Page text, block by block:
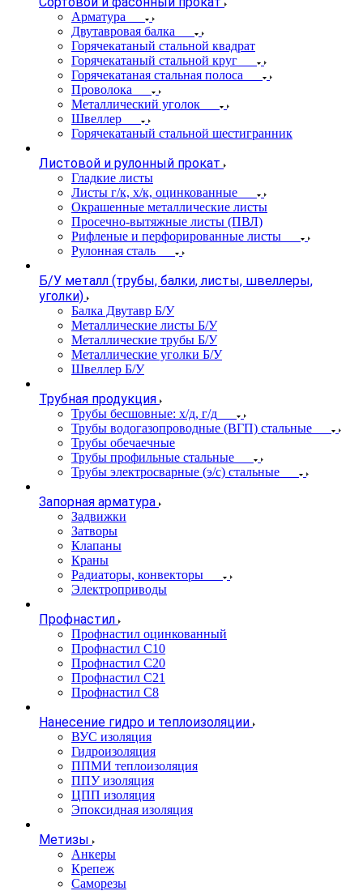
Арматура
Двутавровая балка
Горячекатаный стальной квадрат
Горячекатаный стальной круг
Горячекатаная стальная полоса
Проволока
Металлический уголок
Швеллер
Горячекатаный стальной шестигранник
Листовой и рулонный прокат
Гладкие листы
Листы г/к, х/к, оцинкованные
Окрашенные металлические листы
Просечно-вытяжные листы (ПВЛ)
Рифленые и перфорированные листы
Рулонная сталь
Б/У металл (трубы, балки, листы, швеллеры,
уголки)
Балка Двутавр Б/У
Металлические листы Б/У
Металлические трубы Б/У
Металлические уголки Б/У
Швеллер Б/У
Трубная продукция
Трубы бесшовные: х/д, г/д
Трубы водогазопроводные (ВГП) стальные
Трубы обечаечные
Трубы профильные стальные
Трубы электросварные (э/с) стальные
Запорная арматура
Задвижки
Затворы
Клапаны
Краны
Радиаторы, конвекторы
Электроприводы
Профнастил
Профнастил оцинкованный
Профнастил С10
Профнастил С20
Профнастил С21
Профнастил С8
Нанесение гидро и теплоизоляции
ВУС изоляция
Гидроизоляция
ППМИ теплоизоляция
ППУ изоляция
ЦПП изоляция
Эпоксидная изоляция
Метизы
Анкеры
Крепеж
Саморезы